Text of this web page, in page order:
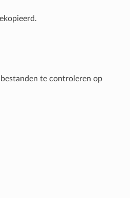
te controleren op